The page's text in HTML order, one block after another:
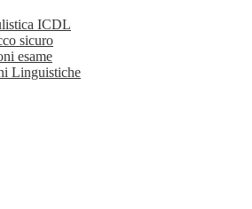
ICDL
sicuro
esame
Linguistiche